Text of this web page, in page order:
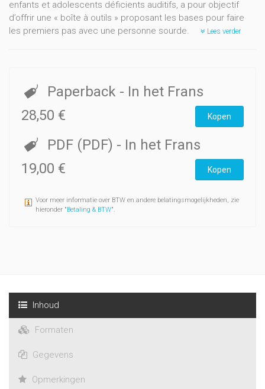
enfants et adolescents déficients auditifs, a pour objectif
d’offrir une « boîte à outils » proposant les bases pour faire
les premiers pas avec une personne sourde.
Lees verder
Paperback - In het Frans
28,50 €
Kopen
PDF (PDF) - In het Frans
19,00 €
Kopen
Voor meer informatie over BTW en andere belatingsmogelijkheden, zie
hieronder "Betaling & BTW".
Inhoud
Formaten
Gegevens
Opmerkingen